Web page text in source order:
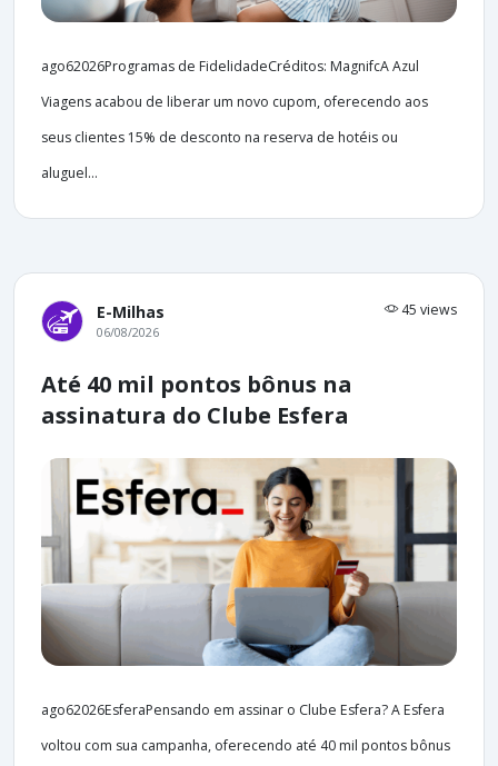
ago62026Programas de FidelidadeCréditos: MagnifcA Azul
Viagens acabou de liberar um novo cupom, oferecendo aos
seus clientes 15% de desconto na reserva de hotéis ou
aluguel...
E-Milhas 45 views
06/08/2026
Até 40 mil pontos bônus na
assinatura do Clube Esfera
ago62026EsferaPensando em assinar o Clube Esfera? A Esfera
voltou com sua campanha, oferecendo até 40 mil pontos bônus